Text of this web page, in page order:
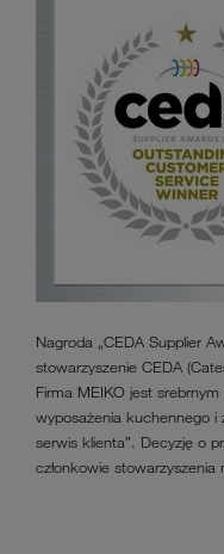
Nagroda „CEDA Supplier
stowarzyszenie CEDA
Firma MEIKO jest
wyposażenia kuchennego i
serwis klienta”. Decyzję o
członkowie